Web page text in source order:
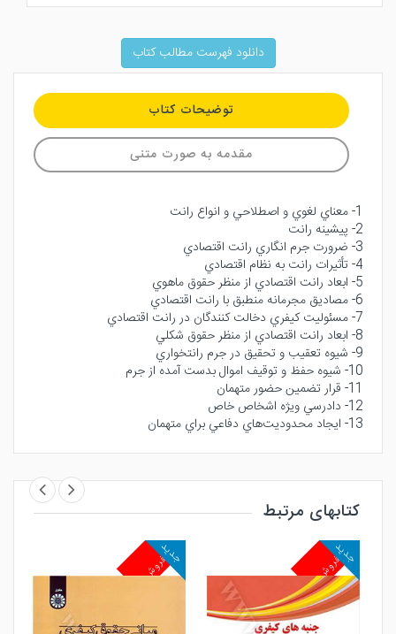
دانلود فهرست مطالب کتاب
توضیحات کتاب
مقدمه به صورت متنی
1- معناي لغوي و اصطلاحي و انواع رانت
2- پيشينه رانت
3- ضرورت جرم انگاري رانت اقتصادي
4- تأثيرات رانت به نظام اقتصادي
5- ابعاد رانت اقتصادي از منظر حقوق ماهوي
6- مصاديق مجرمانه منطبق با رانت اقتصادي
7- مسئوليت كيفري دخالت كنندگان در رانت اقتصادي
8- ابعاد رانت‌ اقتصادي از منظر حقوق شكلي
9- شيوه تعقيب و تحقيق در جرم رانتخواري
10- شيوه حفظ و توقيف اموال بدست آمده از جرم
11- قرار تضمين حضور متهمان
12- دادرسي ويژه اشخاص خاص
13- ايجاد محدوديت‌هاي دفاعي براي متهمان
کتابهای مرتبط
پرفروش
جدید پرفروش
جدید